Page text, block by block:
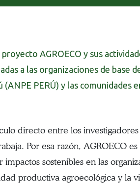
AGROECO y sus
a las organizaciones de base
PERÚ) y las comunidades
directo entre los
Por esa razón, AGROECO
sostenibles en las
productiva agroecológica y la